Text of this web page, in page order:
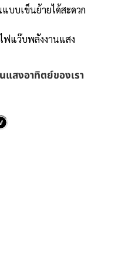
บบเข็นย้ายได้สะดวก
แว๊บพลังงานแสง
สงอาทิตย์ของเรา